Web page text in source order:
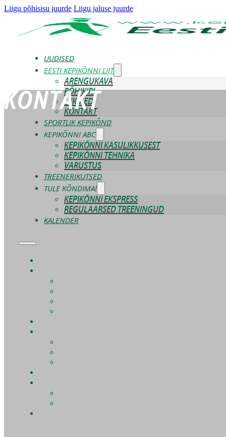
Liigu põhisisu juurde Liigu jaluse juurde
UUDISED
EESTI KEPIKÕNNI LIIT
ARENGUKAVA
PÕHIKIRI
LIIKMED
KONTAKT
SPORTLIK KEPIKÕND
KEPIKÕNNI ABC
KEPIKÕNNI KASULIKKUSEST
KEPIKÕNNI TEHNIKA
VARUSTUS
TREENERIKUTSED
TULE KÕNDIMA!
KEPIKÕNNI EKSPRESS
REGULAARSED TREENINGUD
KALENDER
KONTAKT